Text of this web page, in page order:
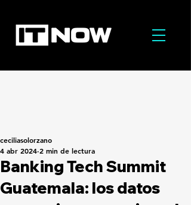
Banking Tech Summit
Guatemala: los datos
ceciliasolorzano
4 abr 2024 2 min de lectura